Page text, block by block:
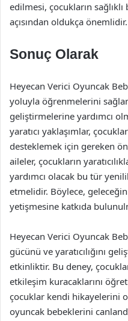
edilmesi, çocukların
açısından oldukça önemlidir.
Sonuç Olarak
Heyecan Verici Oyuncak
yoluyla öğrenmelerini
geliştirmelerine yardımcı
yaratıcı yaklaşımlar,
desteklemek için gereken
aileler, çocukların
yardımcı olacak bu tür
etmelidir. Böylece,
yetişmesine katkıda
Heyecan Verici Oyuncak
gücünü ve yaratıcılığını
etkinliktir. Bu deney,
etkileşim kuracaklarını
çocuklar kendi hikayelerini
oyuncak bebeklerini